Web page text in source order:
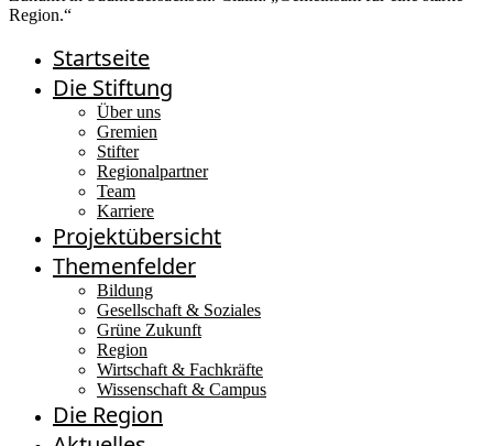
Startseite
Die Stiftung
Über uns
Gremien
Stifter
Regionalpartner
Team
Karriere
Projektübersicht
Themenfelder
Bildung
Gesellschaft & Soziales
Grüne Zukunft
Region
Wirtschaft & Fachkräfte
Wissenschaft & Campus
Die Region